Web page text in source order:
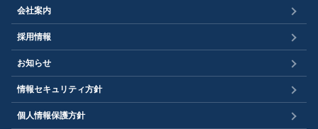
会社案内
採用情報
お知らせ
情報セキュリティ方針
個人情報保護方針